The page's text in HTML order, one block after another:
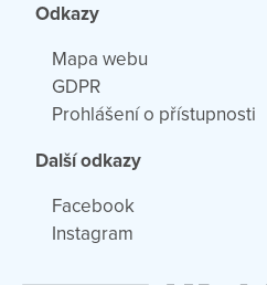
Odkazy
Mapa webu
GDPR
Prohlášení o přístupnosti
Další odkazy
Facebook
Instagram